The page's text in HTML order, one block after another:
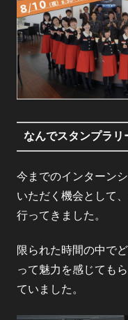
なんでスタンプラリ
今までのインターン
いただく機会として
行ってきました。
限られた時間の中で
って魅力を感じても
ていました。